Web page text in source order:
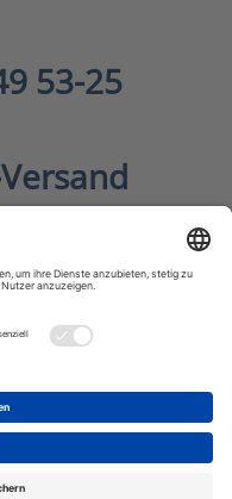
53-25
SSL
zzgl.Versandkosten
Politik, Geschichte,